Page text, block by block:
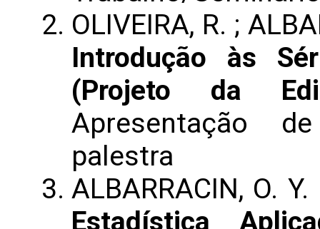
OLIVEIRA, R. ;
Introdução às
(Projeto da
Apresentação
palestra
ALBARRACIN, O.
Estadística